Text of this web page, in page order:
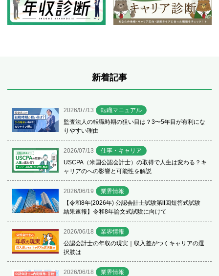
新着記事
2026/07/13
転職マニュアル
監査法人の転職時期の狙い目は？3〜5年目が有利にな
りやすい理由
2026/07/13
仕事・キャリア
USCPA（米国公認会計士）の取得で人生は変わる？キ
ャリアのへの影響と可能性を解説
2026/06/19
業界情報
【令和8年(2026年) 公認会計士試験第Ⅱ回短答式試験
結果速報】令和8年論文式試験に向けて
2026/06/18
業界情報
公認会計士の年収の現実｜収入差がつくキャリアの選
択肢は
2026/06/18
業界情報